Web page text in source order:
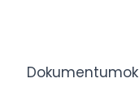
Dokumentumok